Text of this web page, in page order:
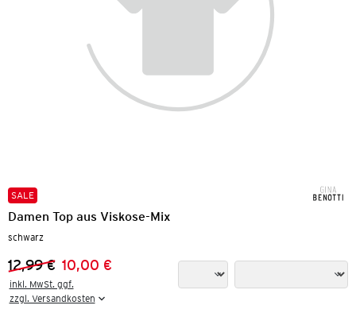
SALE
Damen Top aus Viskose-Mix
schwarz
Vorheriger Preis:
12,99 €
Neuer Preis:
10,00 €
inkl. MwSt. ggf.
zzgl. Versandkosten